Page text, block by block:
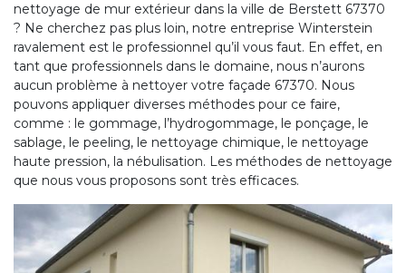
nettoyage de mur extérieur dans la ville de Berstett 67370
? Ne cherchez pas plus loin, notre entreprise Winterstein
ravalement est le professionnel qu’il vous faut. En effet, en
tant que professionnels dans le domaine, nous n’aurons
aucun problème à nettoyer votre façade 67370. Nous
pouvons appliquer diverses méthodes pour ce faire,
comme : le gommage, l’hydrogommage, le ponçage, le
sablage, le peeling, le nettoyage chimique, le nettoyage
haute pression, la nébulisation. Les méthodes de nettoyage
que nous vous proposons sont très efficaces.